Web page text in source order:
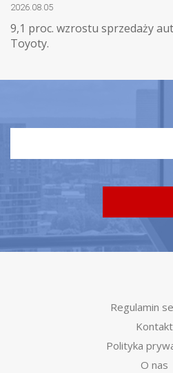
2026.08.05
9,1 proc. wzrostu sprzedaży
Toyoty.
Regulamin
Kontakt
Polityka
O nas